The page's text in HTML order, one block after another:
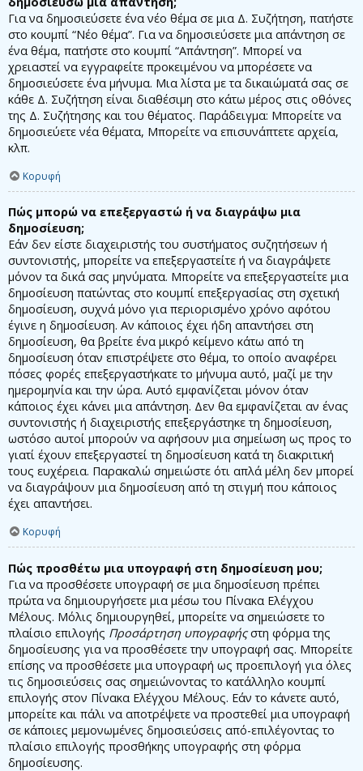
Για να δημοσιεύσετε ένα νέο θέμα σε μια Δ. Συζήτηση, πατήστε
στο κουμπί “Νέο θέμα”. Για να δημοσιεύσετε μια απάντηση σε
ένα θέμα, πατήστε στο κουμπί “Απάντηση”. Μπορεί να
χρειαστεί να εγγραφείτε προκειμένου να μπορέσετε να
δημοσιεύσετε ένα μήνυμα. Μια λίστα με τα δικαιώματά σας σε
κάθε Δ. Συζήτηση είναι διαθέσιμη στο κάτω μέρος στις οθόνες
της Δ. Συζήτησης και του θέματος. Παράδειγμα: Μπορείτε να
δημοσιεύετε νέα θέματα, Μπορείτε να επισυνάπτετε αρχεία,
κλπ.
Κορυφή
Πώς μπορώ να επεξεργαστώ ή να διαγράψω μια
δημοσίευση;
Εάν δεν είστε διαχειριστής του συστήματος συζητήσεων ή
συντονιστής, μπορείτε να επεξεργαστείτε ή να διαγράψετε
μόνον τα δικά σας μηνύματα. Μπορείτε να επεξεργαστείτε μια
δημοσίευση πατώντας στο κουμπί επεξεργασίας στη σχετική
δημοσίευση, συχνά μόνο για περιορισμένο χρόνο αφότου
έγινε η δημοσίευση. Αν κάποιος έχει ήδη απαντήσει στη
δημοσίευση, θα βρείτε ένα μικρό κείμενο κάτω από τη
δημοσίευση όταν επιστρέψετε στο θέμα, το οποίο αναφέρει
πόσες φορές επεξεργαστήκατε το μήνυμα αυτό, μαζί με την
ημερομηνία και την ώρα. Αυτό εμφανίζεται μόνον όταν
κάποιος έχει κάνει μια απάντηση. Δεν θα εμφανίζεται αν ένας
συντονιστής ή διαχειριστής επεξεργάστηκε τη δημοσίευση,
ωστόσο αυτοί μπορούν να αφήσουν μια σημείωση ως προς το
γιατί έχουν επεξεργαστεί τη δημοσίευση κατά τη διακριτική
τους ευχέρεια. Παρακαλώ σημειώστε ότι απλά μέλη δεν μπορεί
να διαγράψουν μια δημοσίευση από τη στιγμή που κάποιος
έχει απαντήσει.
Κορυφή
Πώς προσθέτω μια υπογραφή στη δημοσίευση μου;
Για να προσθέσετε υπογραφή σε μια δημοσίευση πρέπει
πρώτα να δημιουργήσετε μια μέσω του Πίνακα Ελέγχου
Μέλους. Μόλις δημιουργηθεί, μπορείτε να σημειώσετε το
πλαίσιο επιλογής Προσάρτηση υπογραφήςστη φόρμα της
δημοσίευσης για να προσθέσετε την υπογραφή σας. Μπορείτε
επίσης να προσθέσετε μια υπογραφή ως προεπιλογή για όλες
τις δημοσιεύσεις σας σημειώνοντας το κατάλληλο κουμπί
επιλογής στον Πίνακα Ελέγχου Μέλους. Εάν το κάνετε αυτό,
μπορείτε και πάλι να αποτρέψετε να προστεθεί μια υπογραφή
σε κάποιες μεμονωμένες δημοσιεύσεις από-επιλέγοντας το
πλαίσιο επιλογής προσθήκης υπογραφής στη φόρμα
δημοσίευσης.